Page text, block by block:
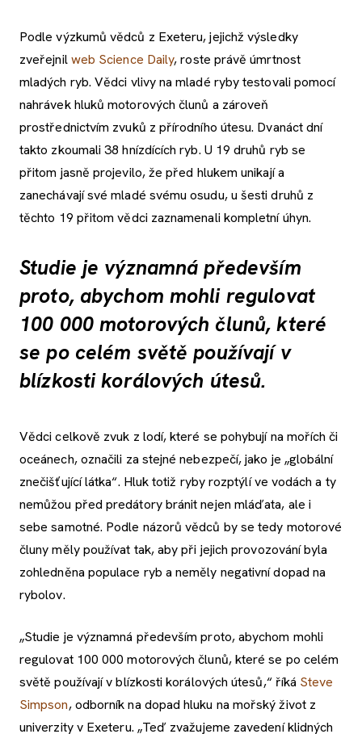
Podle výzkumů vědců z Exeteru, jejichž výsledky
zveřejnilweb Science Daily, roste právě úmrtnost
mladých ryb. Vědci vlivy na mladé ryby testovali pomocí
nahrávek hluků motorových člunů a zároveň
prostřednictvím zvuků z přírodního útesu. Dvanáct dní
takto zkoumali 38 hnízdících ryb. U 19 druhů ryb se
přitom jasně projevilo, že před hlukem unikají a
zanechávají své mladé svému osudu, u šesti druhů z
těchto 19 přitom vědci zaznamenali kompletní úhyn.
Studie je významná především
proto, abychom mohli regulovat
100 000 motorových člunů, které
se po celém světě používají v
blízkosti korálových útesů.
Vědci celkově zvuk z lodí, které se pohybují na mořích či
oceánech, označili za stejné nebezpečí, jako je „globální
znečišťující látka“. Hluk totiž ryby rozptýlí ve vodách a ty
nemůžou před predátory bránit nejen mláďata, ale i
sebe samotné. Podle názorů vědců by se tedy motorové
čluny měly používat tak, aby při jejich provozování byla
zohledněna populace ryb a neměly negativní dopad na
rybolov.
„Studie je významná především proto, abychom mohli
regulovat 100 000 motorových člunů, které se po celém
světě používají v blízkosti korálových útesů,“ říká Steve
Simpson, odborník na dopad hluku na mořský život z
univerzity v Exeteru. „Teď zvažujeme zavedení klidných